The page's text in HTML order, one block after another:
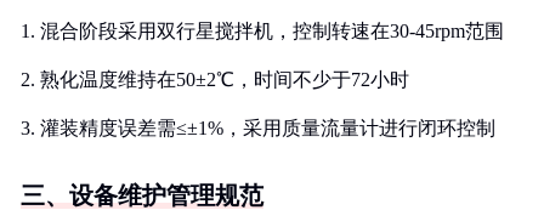
1. 混合阶段采用双行星搅拌机，控制转速在30-45rpm范围
2. 熟化温度维持在50±2℃，时间不少于72小时
3. 灌装精度误差需≤±1%，采用质量流量计进行闭环控制
三、设备维护管理规范